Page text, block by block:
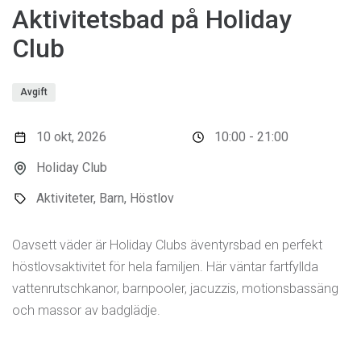
Aktivitetsbad på Holiday
Club
Avgift
10 okt, 2026
Holiday Club
Aktiviteter, Barn, Höstlov
10:00 - 21:00
Oavsett väder är Holiday Clubs äventyrsbad en perfekt
höstlovsaktivitet för hela familjen. Här väntar fartfyllda
vattenrutschkanor, barnpooler, jacuzzis, motionsbassäng
och massor av badglädje.